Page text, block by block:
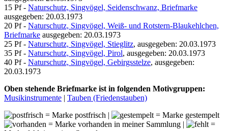
15 Pf - Naturschutz, Singvögel, Seidenschwanz, Briefmarke
ausgegeben: 20.03.1973
20 Pf - Naturschutz, Singvögel, Weiß- und Rotstern-Blaukehlchen,
Briefmarke ausgegeben: 20.03.1973
25 Pf - Naturschutz, Singvögel, Stieglitz, ausgegeben: 20.03.1973
35 Pf - Naturschutz, Singvögel, Pirol, ausgegeben: 20.03.1973
40 Pf - Naturschutz, Singvögel, Gebirgsstelze, ausgegeben:
20.03.1973
Oben stehende Briefmarke ist in folgenden Motivgruppen:
Musikinstrumente | Tauben (Friedenstauben)
= Marke postfrisch |
= Marke gestempelt
= Marke vorhanden in meiner Sammlung |
=